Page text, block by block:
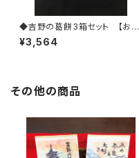
◆吉野の葛餅3箱セット 【お月
見オリジナル掛け紙】
¥3,564
その他の商品